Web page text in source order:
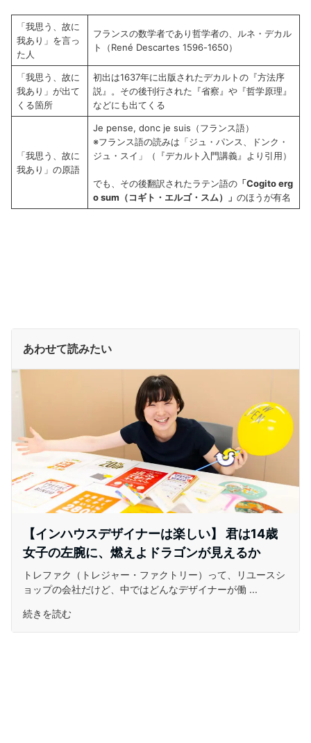
「我思う、故に
我あり」を言っ
た人
フランスの数学者であり哲学者の、ルネ・デカル
ト（René Descartes 1596-1650）
「我思う、故に
我あり」が出て
くる箇所
初出は1637年に出版されたデカルトの『方法序
説』。その後刊行された『省察』や『哲学原理』
などにも出てくる
「我思う、故に
我あり」の原語
Je pense, donc je suis（フランス語）
※フランス語の読みは「ジュ・パンス、ドンク・
ジュ・スイ」（『デカルト入門講義』より引用）
でも、その後翻訳されたラテン語の「Cogito erg
o sum（コギト・エルゴ・スム）」 のほうが有名
あわせて読みたい
【インハウスデザイナーは楽しい】 君は14歳
女子の左腕に、燃えよドラゴンが見えるか
トレファク（トレジャー・ファクトリー）って、リユースシ
ョップの会社だけど、中ではどんなデザイナーが働 ...
続きを読む